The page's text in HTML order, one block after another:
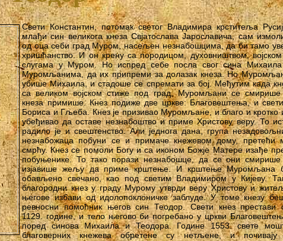
Свети Константин, потомак светог Владимира крститеља
млађи син великога кнеза Свјатослава Јарославича, сам
од оца себи град Муром, насељен незнабошцима, да би тамо
хришћанство. И он крену са породицом, духовништвом,
слугама у Муром. Но испред себе посла свог сина
Муромљанима, да их припреми за долазак кнеза. Но
убише Михаила, и стадоше се спремати за бој. Међутим када
са великом војском стиже под град, Муромљани се
кнеза примише. Кнез подиже две цркве: Благовештења, и
Бориса и Гљеба. Кнез је призивао Муромљане, и благо и кротко
убеђивао да оставе незнабоштво и приме Христову веру. То
радило је и свештенство. Али једнога дана, група
незнабожаца побуни се и примаче кнежевом дому, претећи
смрћу. Кнез се помоли Богу и са иконом Божје Матере изађе
побуњенике. То тако порази незнабошце, да се они
изјавише жељу да приме крштење. И крштење Муромљана
обављено свечано, као под светим Владимиром у Кијеву.
благородни кнез у граду Мурому утврди веру Христову и
његове избави од идолопоклоничке заблуде. У томе кнезу
ревносни помоћник његов син Теодор. Свети кнез престави
1129. године, и тело његово би погребано у цркви
поред синова Михаила и Теодора. Године 1553. свете
благоверних кнежева обретене су нетљене, и